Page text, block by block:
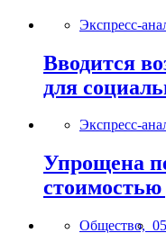
Экспресс-
Вводится
для
Экспресс-
Упрощена
стоимостью
Общество,